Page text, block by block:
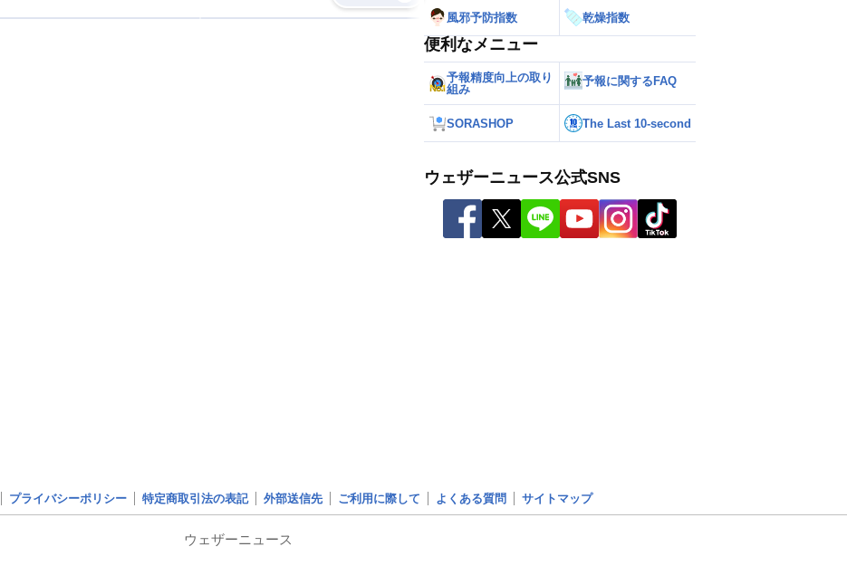
風邪予防指数 乾燥指数
便利なメニュー
予報精度向上の取り
組み
予報に関するFAQ
SORASHOP The Last 10-second
ウェザーニュース公式SNS
プライバシーポリシー 特定商取引法の表記 外部送信先 ご利用に際して よくある質問 サイトマップ
ウェザーニュース